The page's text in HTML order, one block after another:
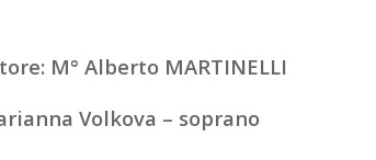
M° Alberto MARTINELLI
Volkova – soprano